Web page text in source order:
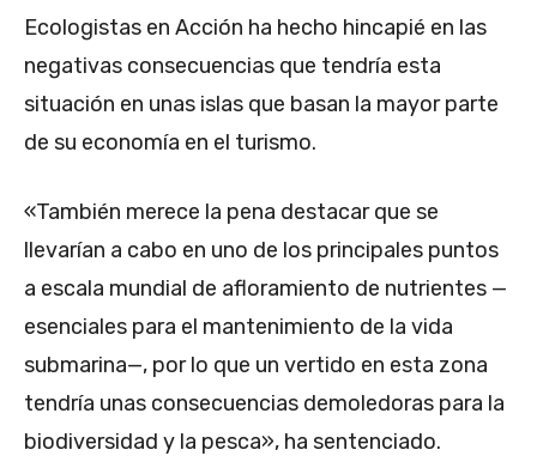
Ecologistas en Acción ha hecho hincapié en las
negativas consecuencias que tendría esta
situación en unas islas que basan la mayor parte
de su economía en el turismo.
«También merece la pena destacar que se
llevarían a cabo en uno de los principales puntos
a escala mundial de afloramiento de nutrientes —
esenciales para el mantenimiento de la vida
submarina—, por lo que un vertido en esta zona
tendría unas consecuencias demoledoras para la
biodiversidad y la pesca», ha sentenciado.